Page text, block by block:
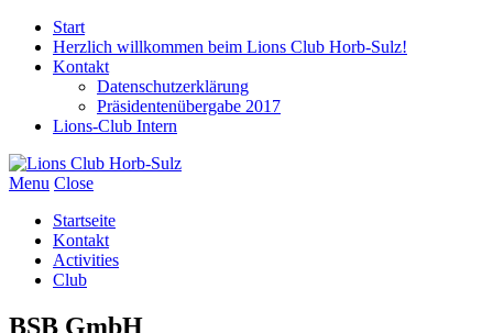
Start
Herzlich willkommen beim Lions Club Horb-Sulz!
Kontakt
Datenschutzerklärung
Präsidentenübergabe 2017
Lions-Club Intern
Menu Close
Startseite
Kontakt
Activities
Club
BSB GmbH